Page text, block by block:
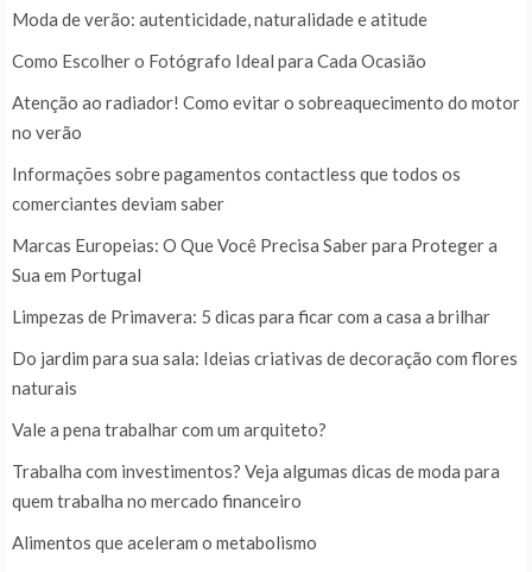
Moda de verão: autenticidade, naturalidade e atitude
Como Escolher o Fotógrafo Ideal para Cada Ocasião
Atenção ao radiador! Como evitar o sobreaquecimento do motor
no verão
Informações sobre pagamentos contactless que todos os
comerciantes deviam saber
Marcas Europeias: O Que Você Precisa Saber para Proteger a
Sua em Portugal
Limpezas de Primavera: 5 dicas para ficar com a casa a brilhar
Do jardim para sua sala: Ideias criativas de decoração com flores
naturais
Vale a pena trabalhar com um arquiteto?
Trabalha com investimentos? Veja algumas dicas de moda para
quem trabalha no mercado financeiro
Alimentos que aceleram o metabolismo